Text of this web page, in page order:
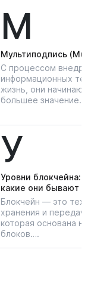
М
Мультиподпись
С процессом
информационных
жизнь, они начинают
большее значение…
У
Уровни блокчейна:
какие они бывают
Блокчейн — это
хранения и
которая основана
блоков….